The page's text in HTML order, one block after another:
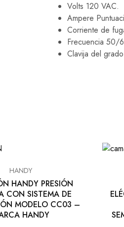
Volts 120 VAC.
Ampere
Corriente de
Frecuencia 50/
Clavija del
HANDY
HANDY PRESIÓN
CON SISTEMA DE
MODELO CC03 –
HANDY